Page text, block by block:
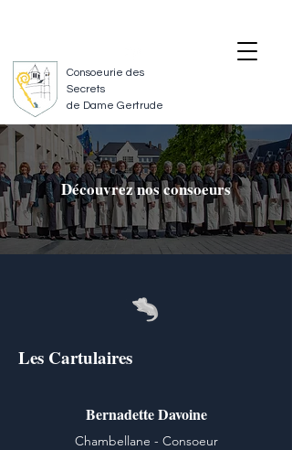
Consoeurie des
Secrets
de Dame Gertrude
NOUS CONTACTER
Découvrez nos consoeurs
Les Cartulaires
Bernadette Davoine
Chambellane - Consoeur